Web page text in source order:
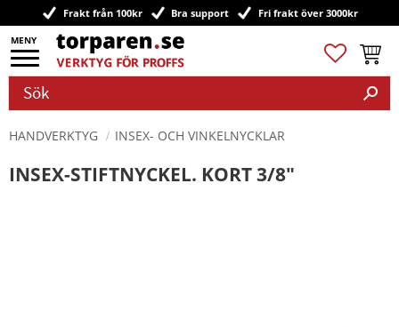
Meny
Frakt från 100kr Bra support Fri frakt över 3000kr
Favoriter
HANDVERKTYG INSEX- OCH VINKELNYCKLAR
INSEX-STIFTNYCKEL. KORT 3/8"